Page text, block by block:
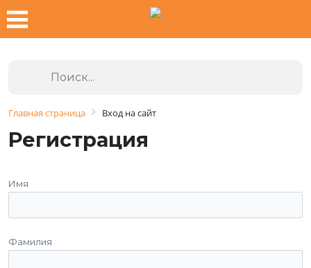
Главная страница Вход на сайт
Регистрация
Имя
Фамилия